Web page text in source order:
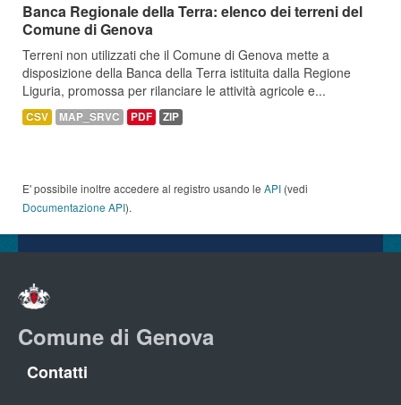
Banca Regionale della Terra: elenco dei terreni del
Comune di Genova
Terreni non utilizzati che il Comune di Genova mette a
disposizione della Banca della Terra istituita dalla Regione
Liguria, promossa per rilanciare le attività agricole e...
CSV MAP_SRVC PDF ZIP
E' possibile inoltre accedere al registro usando le API (vedi
Documentazione API).
Comune di Genova
Contatti